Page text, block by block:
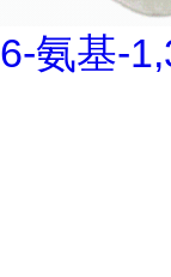
6-氨基-